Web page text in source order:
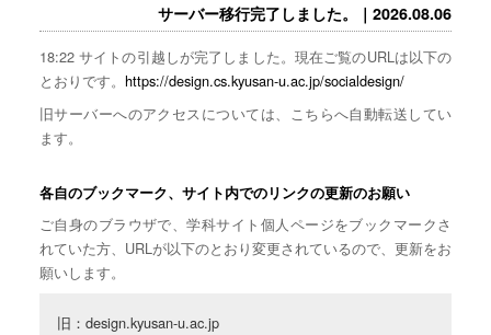
サーバー移行完了しました。｜2026.08.06
18:22 サイトの引越しが完了しました。現在ご覧のURLは以下の
とおりです。 https://design.cs.kyusan-u.ac.jp/socialdesign/
旧サーバーへのアクセスについては、こちらへ自動転送してい
ます。
各自のブックマーク、サイト内でのリンクの更新のお願い
ご自身のブラウザで、学科サイト個人ページをブックマークさ
れていた方、URLが以下のとおり変更されているので、更新をお
願いします。
旧：design.kyusan-u.ac.jp